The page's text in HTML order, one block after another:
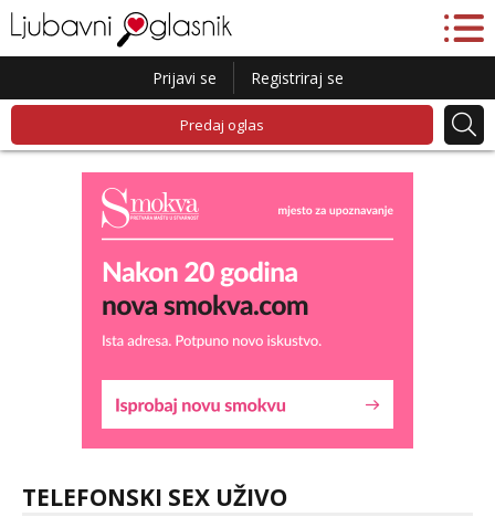
Prijavi se Registriraj se
Predaj oglas
TELEFONSKI SEX UŽIVO
Daria
Razgovaram :)
tel:0,93€ - mob:1,12€ min